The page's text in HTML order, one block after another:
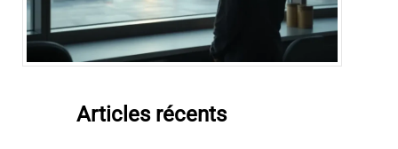
Articles récents